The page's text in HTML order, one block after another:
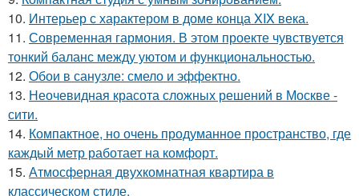
10. Интерьер с характером в доме конца XIX века.
11. Современная гармония. В этом проекте чувствуется
тонкий баланс между уютом и функциональностью.
12. Обои в санузле: смело и эффектно.
13. Неочевидная красота сложных решений в Москве -
сити.
14. Компактное, но очень продуманное пространство, где
каждый метр работает на комфорт.
15. Атмосферная двухкомнатная квартира в
классическом стиле.